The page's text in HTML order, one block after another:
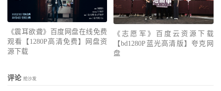
《震耳欲聋》百度网盘在线免费
观看【1280P高清免费】网盘资
源下载
《志愿军》百度云资源下载
【bd1280P蓝光高清版】夸克网
盘
评论 抢沙发